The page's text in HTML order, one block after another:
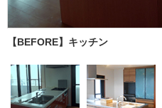
【BEFORE】キッチン